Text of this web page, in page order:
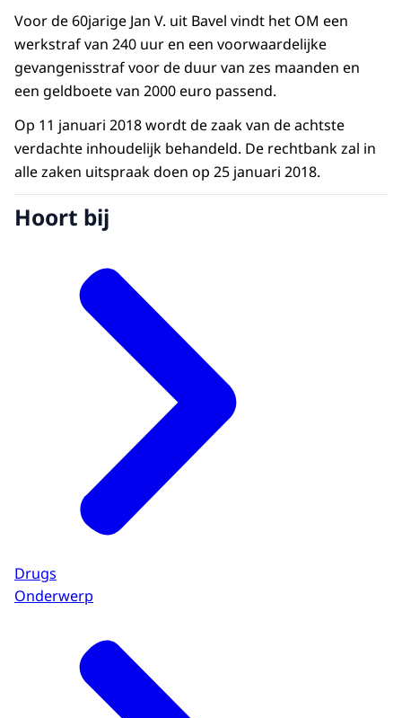
Voor de 60jarige Jan V. uit Bavel vindt het OM een
werkstraf van 240 uur en een voorwaardelijke
gevangenisstraf voor de duur van zes maanden en
een geldboete van 2000 euro passend.
Op 11 januari 2018 wordt de zaak van de achtste
verdachte inhoudelijk behandeld. De rechtbank zal in
alle zaken uitspraak doen op 25 januari 2018.
Hoort bij
Drugs
Onderwerp